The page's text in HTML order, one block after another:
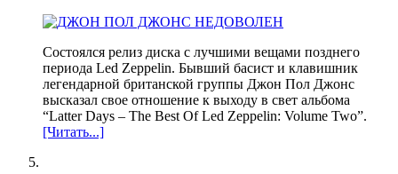
Состоялся релиз диска с лучшими вещами позднего
периода Led Zeppelin. Бывший басист и клавишник
легендарной британской группы Джон Пол Джонс
высказал свое отношение к выходу в свет альбома
“Latter Days – The Best Of Led Zeppelin: Volume Two”.
[Читать...]